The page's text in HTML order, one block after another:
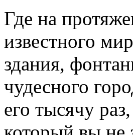
Где на
известного
здания,
чудесного
его тысячу